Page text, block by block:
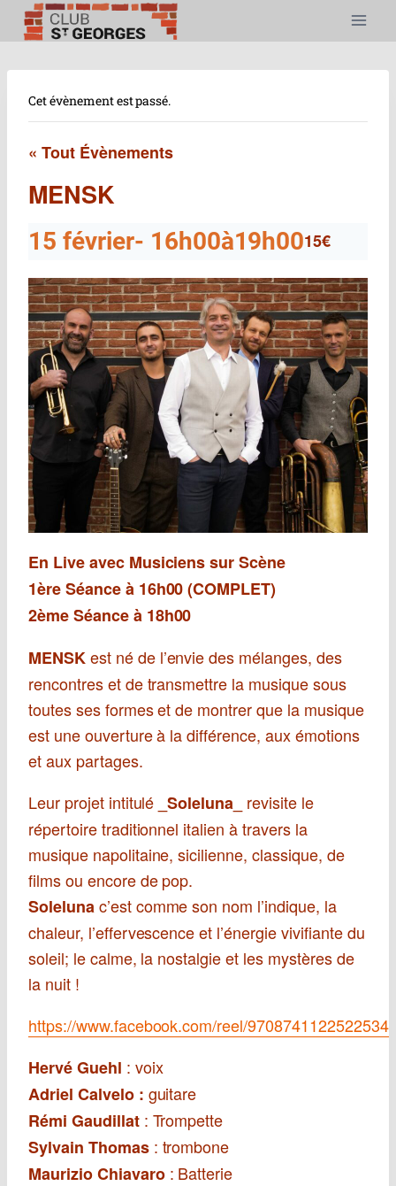
Aller
contenu
Cet évènement est passé.
« Tout Évènements
MENSK
15 février- 16h00à19h0015€
En Live avec Musiciens sur Scène
1ère Séance à 16h00 (COMPLET)
2ème Séance à 18h00
MENSKest né de l’envie des mélanges, des
rencontres et de transmettre la musique sous
toutes ses formes et de montrer que la musique
est une ouverture à la différence, aux émotions
et aux partages.
Leur projet intitulé _Soleluna_
revisite le
répertoire traditionnel italien à travers la
musique napolitaine, sicilienne, classique, de
films ou encore de pop.
Soleluna c’est comme son nom l’indique, la
chaleur, l’effervescence et l’énergie vivifiante du
soleil; le calme, la nostalgie et les mystères de
la nuit !
https://www.facebook.com/reel/9708741122522534
Hervé Guehl : voix
Adriel Calvelo : guitare
Rémi Gaudillat: Trompette
Sylvain Thomas: trombone
Maurizio Chiavaro: Batterie